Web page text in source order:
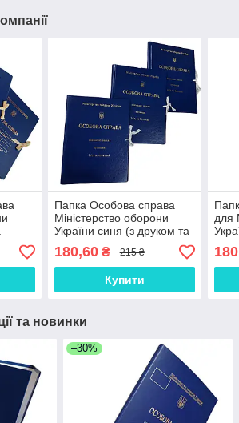
Папка Особова справа
Міністерство оборони
України синя (з друком та
тисненням золотом)
висота корінця 30 мм
180,60₴ 215 ₴
Купити
для
та новинки
–30%